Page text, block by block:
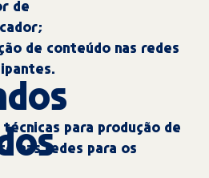
de
de conteúdo nas redes
para produção de
nas redes para os